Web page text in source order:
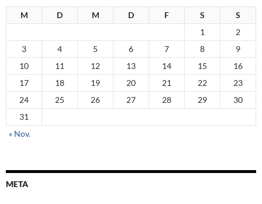
M D M D F S
S
1
2
3
4 5 6 7 8
9
10
11 12 13 14 15
16
17
18 19 20 21 22
23
24
25 26 27 28 29
30
31
« Nov.
META